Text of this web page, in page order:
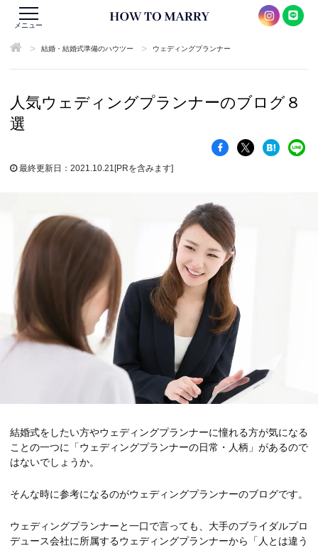
メニュー
> 結婚・結婚式準備のハウツー > ウェディングプランナー
人気ウェディングプランナーのブログ８
選
最終更新日：2021.10.21 [PRを含みます]
結婚式をしたい方やウェディングプランナーに憧れる方が気になる
ことの一つに「ウェディングプランナーの日常・人柄」があるので
はないでしょうか。
そんな時に参考になるのがウェディングプランナーのブログです。
ウェディングプランナーと一口で言っても、大手のブライダルプロ
デュース会社に所属するウェディングプランナーから「人とは違う